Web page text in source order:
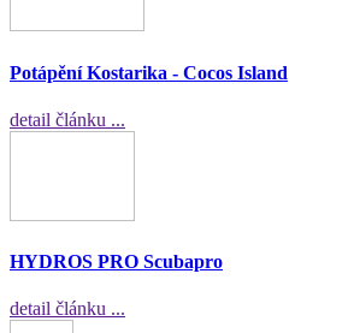
Potápění Kostarika - Cocos Island
detail článku ...
HYDROS PRO Scubapro
detail článku ...